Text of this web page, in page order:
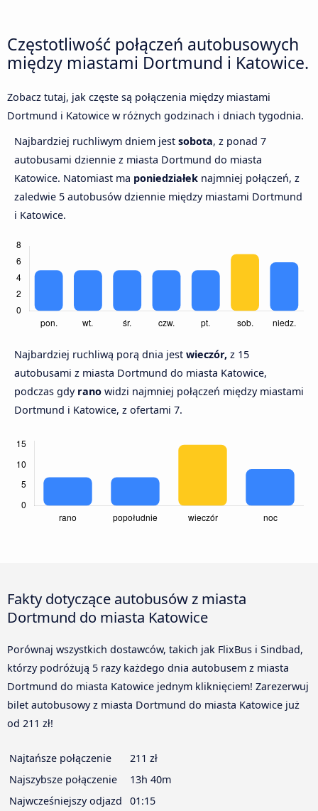
Częstotliwość połączeń autobusowych
między miastami Dortmund i Katowice.
Zobacz tutaj, jak częste są połączenia między miastami
Dortmund i Katowice w różnych godzinach i dniach tygodnia.
Najbardziej ruchliwym dniem jest sobota, z ponad 7
autobusami dziennie z miasta Dortmund do miasta
Katowice. Natomiast ma poniedziałek najmniej połączeń, z
zaledwie 5 autobusów dziennie między miastami Dortmund
i Katowice.
Najbardziej ruchliwą porą dnia jest wieczór, z 15
autobusami z miasta Dortmund do miasta Katowice,
podczas gdy rano widzi najmniej połączeń między miastami
Dortmund i Katowice, z ofertami 7.
Fakty dotyczące autobusów z miasta
Dortmund do miasta Katowice
Porównaj wszystkich dostawców, takich jak FlixBus i Sindbad,
którzy podróżują 5 razy każdego dnia autobusem z miasta
Dortmund do miasta Katowice jednym kliknięciem! Zarezerwuj
bilet autobusowy z miasta Dortmund do miasta Katowice już
od 211 zł!
Najtańsze połączenie
211 zł
Najszybsze połączenie
13h 40m
Najwcześniejszy odjazd
01:15